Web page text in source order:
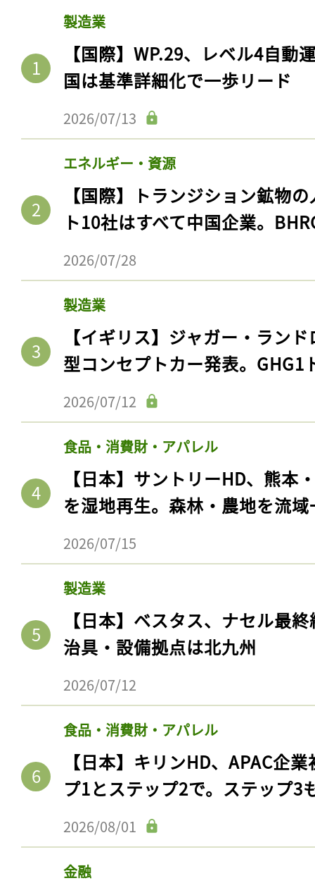
製造業
【国際】WP.29、レベル4自動
国は基準詳細化で一歩リード
2026/07/13
エネルギー・資源
【国際】トランジション鉱物
ト10社はすべて中国企業。
2026/07/28
製造業
【イギリス】ジャガー・ラン
型コンセプトカー発表。GHG1
2026/07/12
食品・消費財・アパレル
【日本】サントリーHD、熊本
を湿地再生。森林・農地を流
2026/07/15
製造業
【日本】ベスタス、ナセル最
治具・設備拠点は北九州
2026/07/12
食品・消費財・アパレル
【日本】キリンHD、APAC企
プ1とステップ2で。ステップ3
2026/08/01
金融
記事をお気に入りに